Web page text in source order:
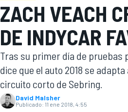
MOTOGP
ZACH VEACH
DE INDYCAR
Tras su primer día de pruebas
dice que el auto 2018 se
circuito corto de Sebring.
David Malsher
Publicado: 11 ene 2018, 4:55